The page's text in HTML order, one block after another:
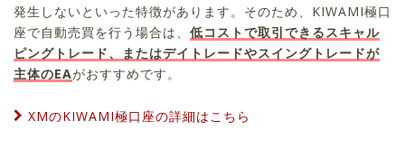
発生しないといった特徴があります。そのため、KIWAMI極口
座で自動売買を行う場合は、 低コストで取引できるスキャル
ピングトレード、またはデイトレードやスイングトレードが
主体のEAがおすすめです。
XMのKIWAMI極口座の詳細はこちら